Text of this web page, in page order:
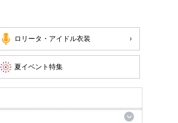
ロリータ・アイドル衣装